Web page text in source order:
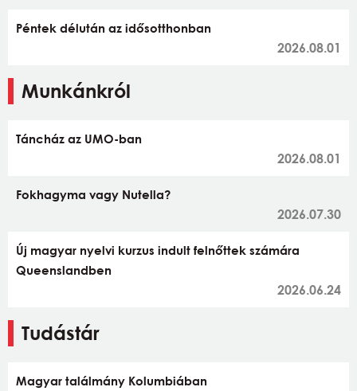
Péntek délután az idősotthonban
2026.08.01
Munkánkról
Táncház az UMO-ban
2026.08.01
Fokhagyma vagy Nutella?
2026.07.30
Új magyar nyelvi kurzus indult felnőttek számára
Queenslandben
2026.06.24
Tudástár
Magyar találmány Kolumbiában